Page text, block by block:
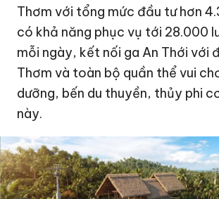
Thơm với tổng mức đầu tư hơn
có khả năng phục vụ tới 28.000
mỗi ngày, kết nối ga An Thới với
Thơm và toàn bộ quần thể vui
dưỡng, bến du thuyền, thủy phi
này.